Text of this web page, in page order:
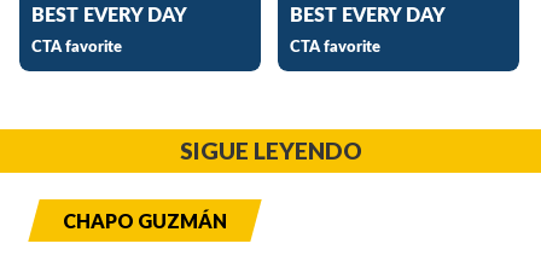
SIGUE LEYENDO
CHAPO GUZMÁN